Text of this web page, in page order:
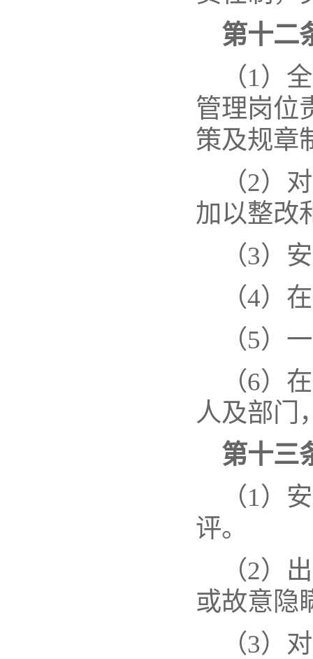
第十二
（1 ）
管理岗位
策及规章
（2）
加以整改
（3）
（4）
（5）
（6）
人及部门
第十三
（1 ）
评。
（2）
或故意隐
（3）